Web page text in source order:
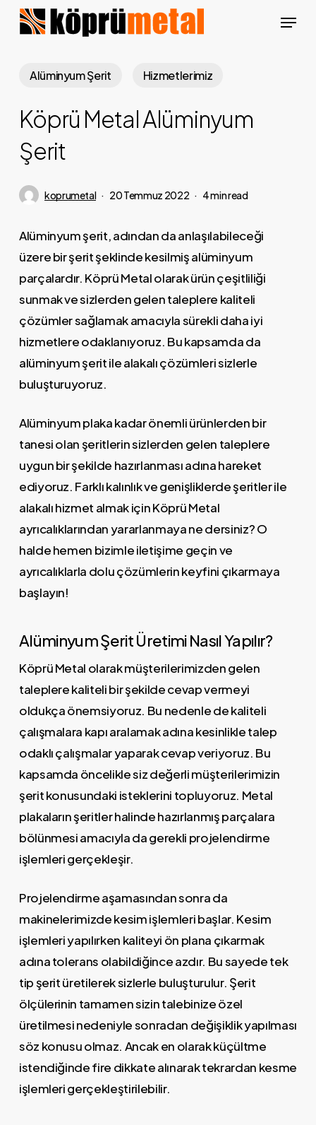
Skip
content
Menu
Alüminyum Şerit Hizmetlerimiz
Köprü Metal Alüminyum
Şerit
koprumetal 20 Temmuz 2022 4 min read
Alüminyum şerit, adından da anlaşılabileceği
üzere bir şerit şeklinde kesilmiş alüminyum
parçalardır. Köprü Metal olarak ürün çeşitliliği
sunmak ve sizlerden gelen taleplere kaliteli
çözümler sağlamak amacıyla sürekli daha iyi
hizmetlere odaklanıyoruz. Bu kapsamda da
alüminyum şerit ile alakalı çözümleri sizlerle
buluşturuyoruz.
Alüminyum plaka kadar önemli ürünlerden bir
tanesi olan şeritlerin sizlerden gelen taleplere
uygun bir şekilde hazırlanması adına hareket
ediyoruz. Farklı kalınlık ve genişliklerde şeritler ile
alakalı hizmet almak için Köprü Metal
ayrıcalıklarından yararlanmaya ne dersiniz? O
halde hemen bizimle iletişime geçin ve
ayrıcalıklarla dolu çözümlerin keyfini çıkarmaya
başlayın!
Alüminyum Şerit Üretimi Nasıl Yapılır?
Köprü Metal olarak müşterilerimizden gelen
taleplere kaliteli bir şekilde cevap vermeyi
oldukça önemsiyoruz. Bu nedenle de kaliteli
çalışmalara kapı aralamak adına kesinlikle talep
odaklı çalışmalar yaparak cevap veriyoruz. Bu
kapsamda öncelikle siz değerli müşterilerimizin
şerit konusundaki isteklerini topluyoruz. Metal
plakaların şeritler halinde hazırlanmış parçalara
bölünmesi amacıyla da gerekli projelendirme
işlemleri gerçekleşir.
Projelendirme aşamasından sonra da
makinelerimizde kesim işlemleri başlar. Kesim
işlemleri yapılırken kaliteyi ön plana çıkarmak
adına tolerans olabildiğince azdır. Bu sayede tek
tip şerit üretilerek sizlerle buluşturulur. Şerit
ölçülerinin tamamen sizin talebinize özel
üretilmesi nedeniyle sonradan değişiklik yapılması
söz konusu olmaz. Ancak en olarak küçültme
istendiğinde fire dikkate alınarak tekrardan kesme
işlemleri gerçekleştirilebilir.